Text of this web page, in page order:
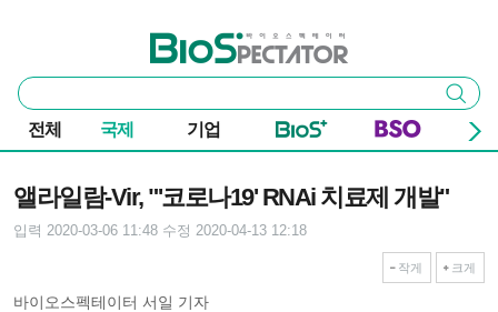
바이오스펙테이터
통
합
검
색
검색
전체 국제 기업
앨라일람-Vir, "'코로나19' RNAi 치료제 개발"
입력 2020-03-06 11:48 수정 2020-04-13 12:18
작게 크게
바이오스펙테이터 서일 기자